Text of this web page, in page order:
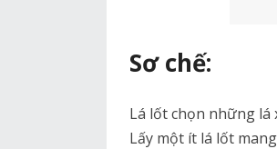
Sơ chế:
Lá lốt chọn những lá
Lấy một ít lá lốt